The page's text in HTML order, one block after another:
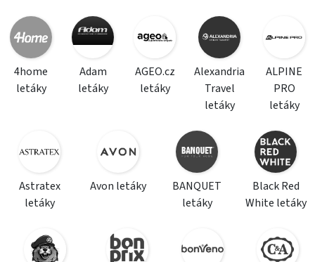
4home
letáky
Adam
letáky
AGEO.cz
letáky
Alexandria
Travel
letáky
ALPINE
PRO
letáky
Astratex
letáky
Avon letáky
BANQUET
letáky
Black Red
White letáky